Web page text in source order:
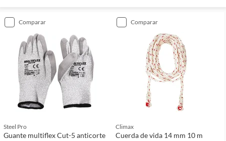
comparar
Steel Pro
Guante multiflex Cut-5 anticorte
comparar
Climax
Cuerda de vida 14 mm 10 m